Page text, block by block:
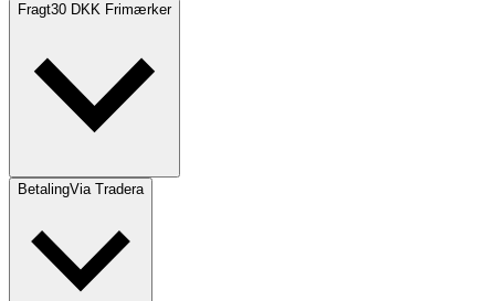
Fragt30 DKK Frimærker
BetalingVia Tradera